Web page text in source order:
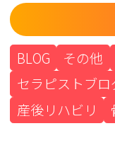
BLOG その他
セラピストブロ
産後リハビリ